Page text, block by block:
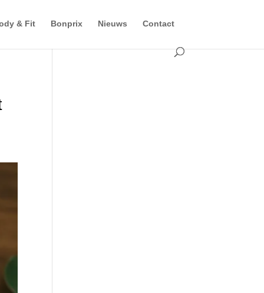
& Fit Bonprix Nieuws Contact